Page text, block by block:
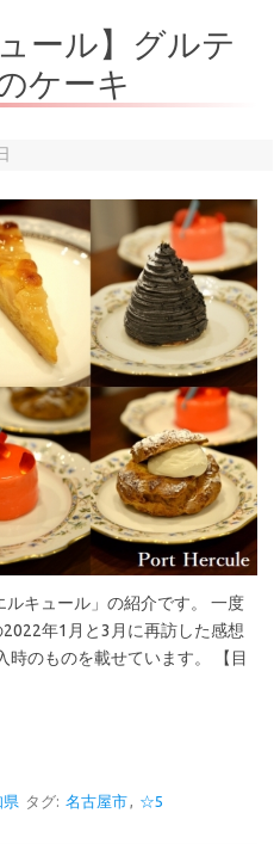
ール】グルテ
ケーキ
キュール」の紹介です。 一度
年1月と3月に再訪した感想
のものを載せています。 【目
県 タグ: 名古屋市, ☆5